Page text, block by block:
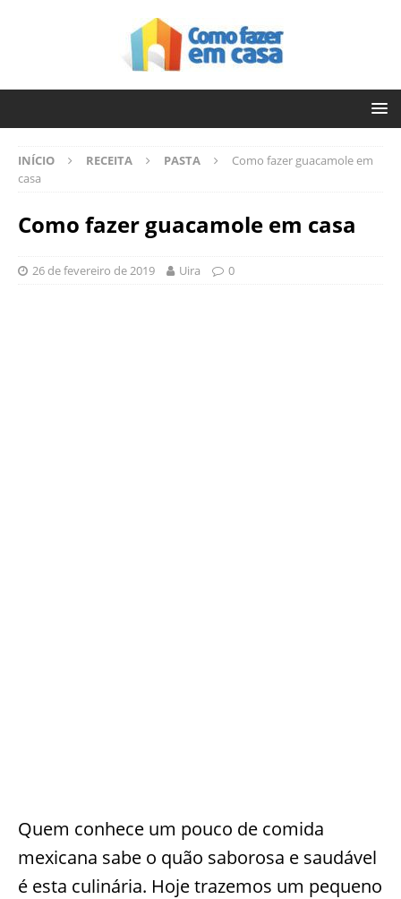
INÍCIO RECEITA PASTA
Como fazer guacamole em
casa
Como fazer guacamole em casa
26 de fevereiro de 2019 Uira 0
Quem conhece um pouco de comida
mexicana sabe o quão saborosa e saudável
é esta culinária. Hoje trazemos um pequeno